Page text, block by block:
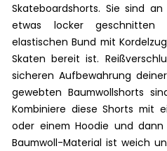
Skateboardshorts. Sie sind
etwas locker
elastischen Bund mit
Skaten bereit ist.
sicheren Aufbewahrung
gewebten Baumwollshorts
Kombiniere diese Shorts mit
oder einem Hoodie und
Baumwoll-Material ist weich